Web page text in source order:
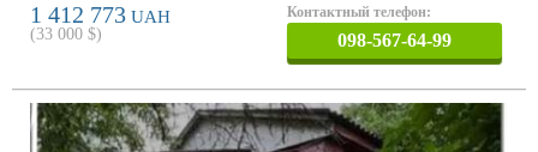
1 412 773 UAH
(33 000 $)
Контактный телефон:
098-567-64-99